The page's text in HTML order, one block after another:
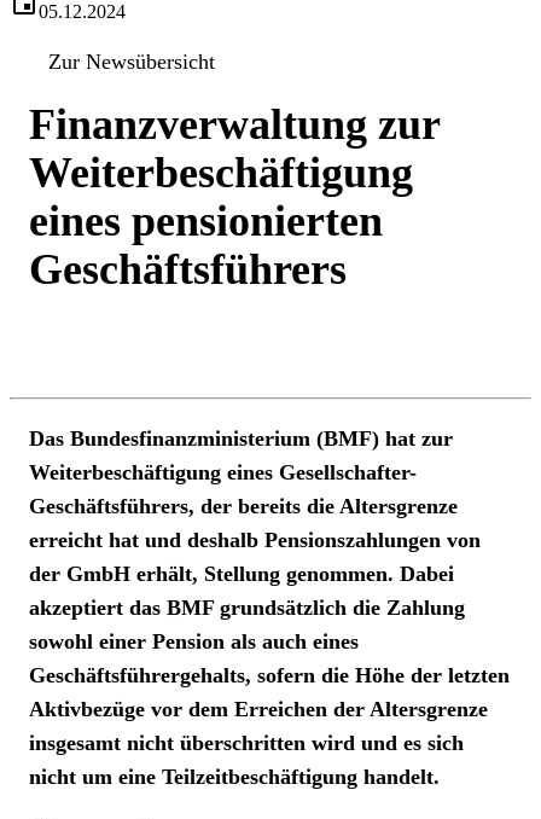
05.12.2024
Zur Newsübersicht
Finanzverwaltung zur
Weiterbeschäftigung
eines pensionierten
Geschäftsführers
Das Bundesfinanzministerium (BMF) hat zur
Weiterbeschäftigung eines Gesellschafter-
Geschäftsführers, der bereits die Altersgrenze
erreicht hat und deshalb Pensionszahlungen von
der GmbH erhält, Stellung genommen. Dabei
akzeptiert das BMF grundsätzlich die Zahlung
sowohl einer Pension als auch eines
Geschäftsführergehalts, sofern die Höhe der letzten
Aktivbezüge vor dem Erreichen der Altersgrenze
insgesamt nicht überschritten wird und es sich
nicht um eine Teilzeitbeschäftigung handelt.